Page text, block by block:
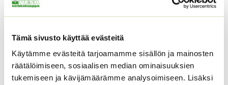
Tämä sivusto käyttää evästeitä
Käytämme evästeitä tarjoamamme sisällön ja mainosten
räätälöimiseen, sosiaalisen median ominaisuuksien
tukemiseen ja kävijämäärämme analysoimiseen. Lisäksi
Lisätiedot
Kuvaus